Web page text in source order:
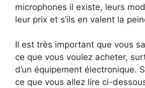
microphones il existe, leurs
leur prix et s’ils en valent la
Il est très important que vous
ce que vous voulez acheter,
d’un équipement électronique.
ce que vous allez lire ci-